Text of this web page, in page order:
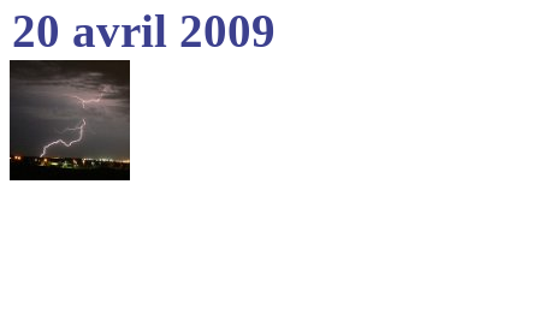
20 avril 2009